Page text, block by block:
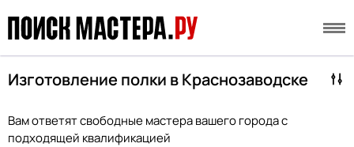
Изготовление полки в Краснозаводске
Вам ответят свободные мастера вашего города с
подходящей квалификацией